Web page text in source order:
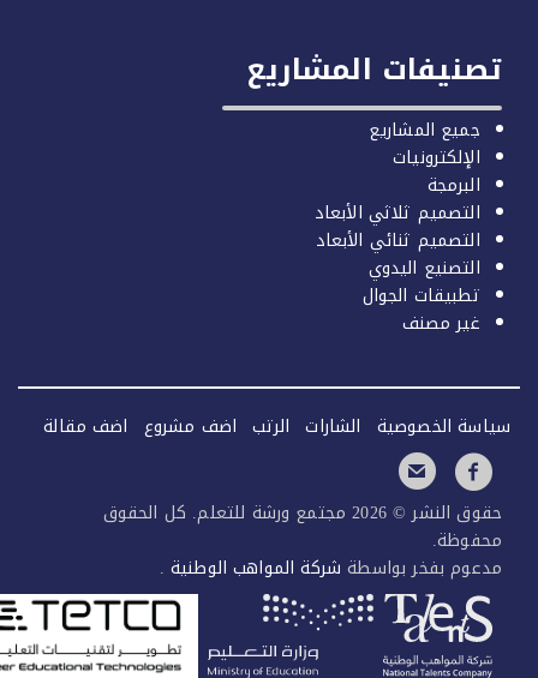
المشاريع
جميع المشاريع
الإلكترونيات
البرمجة
التصميم ثلاثي الأبعاد
التصميم ثنائي الأبعاد
التصنيع اليدوي
تطبيقات الجوال
غير مصنف
الخصوصية الشارات الرتب اضف مشروع اضف مقالة
حقوق النشر © 2026 مجتمع ورشة للتعلم. كل الحقوق
بفخر بواسطةشركة المواهب الوطنية.